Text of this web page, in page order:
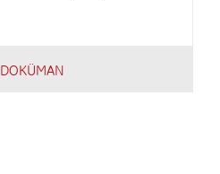
DOKÜMAN